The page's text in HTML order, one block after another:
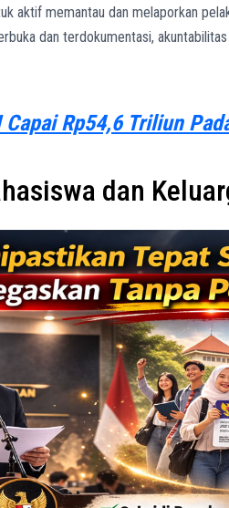
aktif memantau dan melaporkan
dan terdokumentasi,
Rp54,6 Triliun
dan